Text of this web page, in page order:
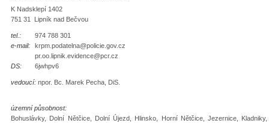
K Nadsklepí 1402
751 31 Lipník nad Bečvou
tel.:
974 788 301
e-mail:
krpm.podatelna@policie.gov.cz
pr.oo.lipnik.evidence@pcr.cz
DS:
6jwhpv6
vedoucí: npor. Bc. Marek Pecha, DiS.
územní působnost:
Bohuslávky, Dolní Nětčice, Dolní Újezd, Hlinsko, Horní Nětčice, Jezernice,